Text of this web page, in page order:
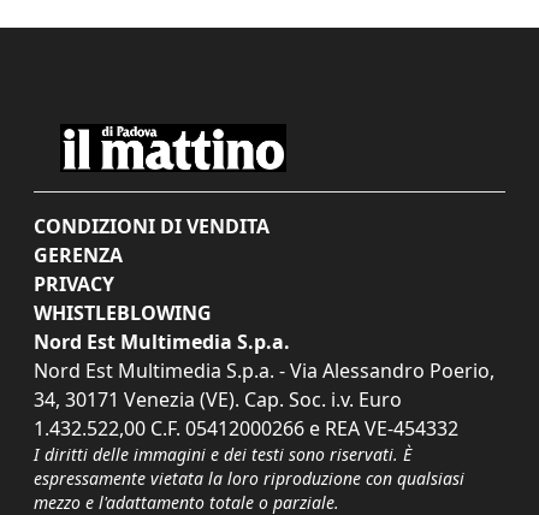
CONDIZIONI DI VENDITA
GERENZA
PRIVACY
WHISTLEBLOWING
Nord Est Multimedia S.p.a.
Nord Est Multimedia S.p.a. - Via Alessandro Poerio,
34, 30171 Venezia (VE). Cap. Soc. i.v. Euro
1.432.522,00 C.F. 05412000266 e REA VE-454332
I diritti delle immagini e dei testi sono riservati. È
espressamente vietata la loro riproduzione con qualsiasi
mezzo e l'adattamento totale o parziale.